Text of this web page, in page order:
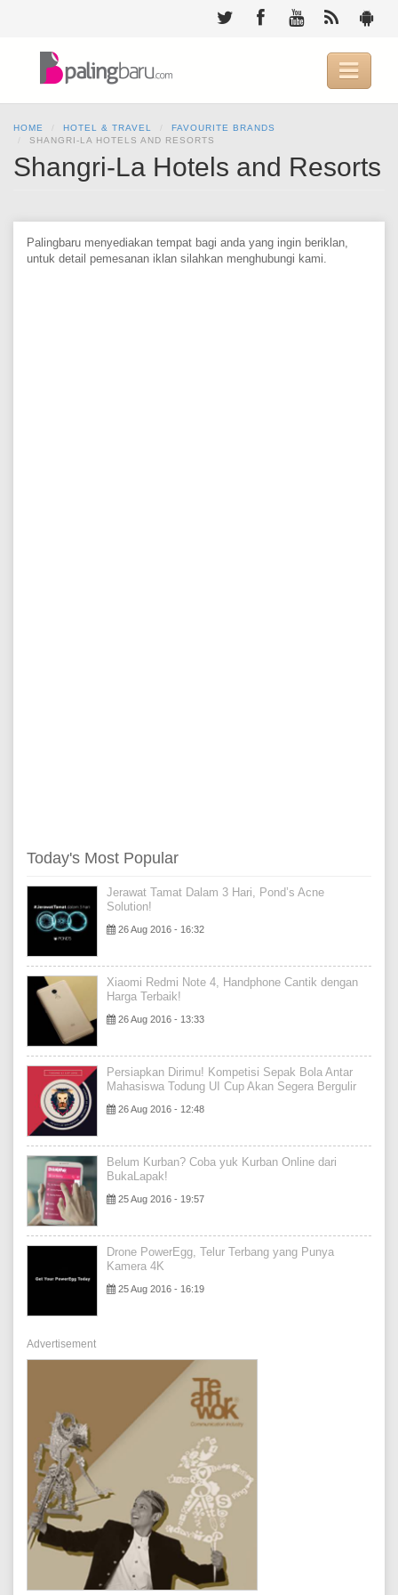

HOME HOTEL & TRAVEL
FAVOURITE BRANDS
SHANGRI-LA HOTELS AND RESORTS
Shangri-La Hotels and Resorts
Palingbaru menyediakan tempat bagi anda yang ingin beriklan,
untuk detail pemesanan iklan silahkan menghubungi kami.
Today's Most Popular
Jerawat Tamat Dalam 3 Hari, Pond’s Acne
Solution!
26 Aug 2016 - 16:32
Xiaomi Redmi Note 4, Handphone Cantik dengan
Harga Terbaik!
26 Aug 2016 - 13:33
Persiapkan Dirimu! Kompetisi Sepak Bola Antar
Mahasiswa Todung UI Cup Akan Segera Bergulir
26 Aug 2016 - 12:48
Belum Kurban? Coba yuk Kurban Online dari
BukaLapak!
25 Aug 2016 - 19:57
Drone PowerEgg, Telur Terbang yang Punya
Kamera 4K
25 Aug 2016 - 16:19
Advertisement